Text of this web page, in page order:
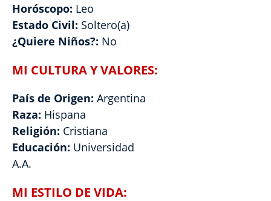
Horóscopo: Leo
Estado Civil: Soltero(a)
¿Quiere Niños?: No
MI CULTURA Y VALORES:
País de Origen: Argentina
Raza: Hispana
Religión: Cristiana
Educación: Universidad
A.A.
MI ESTILO DE VIDA: